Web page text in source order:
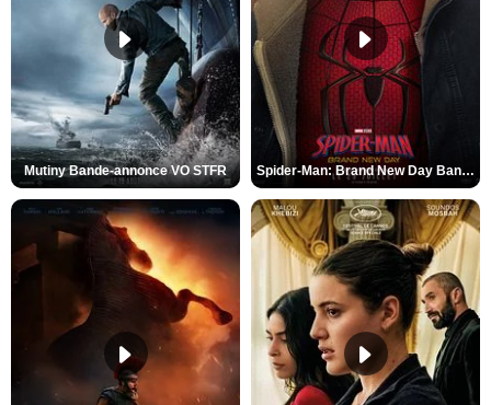
Mutiny Bande-annonce VO STFR Spider-Man: Brand New Day Bande-annonce VO STFR